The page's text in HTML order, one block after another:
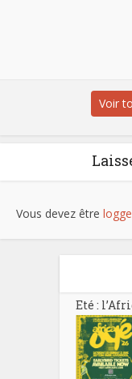
Voir
Vous devez être
Eté :